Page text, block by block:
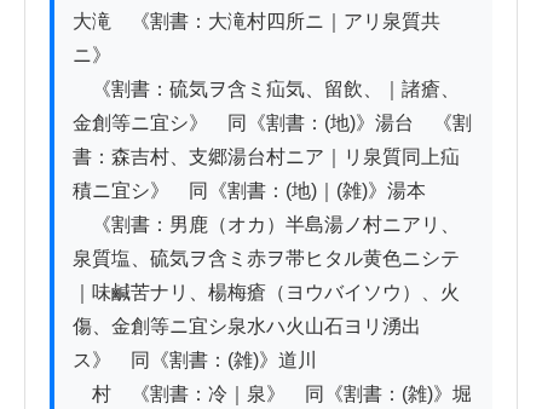
大滝　《割書：大滝村四所ニ｜アリ泉質共
ニ》
《割書：硫気ヲ含ミ疝気、留飲、｜諸瘡、
金創等ニ宜シ》　同《割書：(地)》湯台　《割
書：森吉村、支郷湯台村ニア｜リ泉質同上疝
積ニ宜シ》　同《割書：(地)｜(雑)》湯本
《割書：男鹿（オカ）半島湯ノ村ニアリ、
泉質塩、硫気ヲ含ミ赤ヲ帯ヒタル黄色ニシテ
｜味鹹苦ナリ、楊梅瘡（ヨウバイソウ）、火
傷、金創等ニ宜シ泉水ハ火山石ヨリ湧出
ス》　同《割書：(雑)》道川
村　《割書：冷｜泉》　同《割書：(雑)》堀